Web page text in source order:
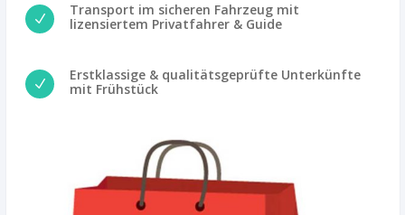
N
Transport im sicheren Fahrzeug mit
lizensiertem Privatfahrer & Guide
N
Erstklassige & qualitätsgeprüfte Unterkünfte
mit Frühstück